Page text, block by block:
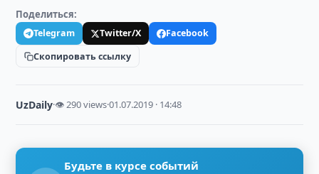
Поделиться:
Telegram Twitter/X
Facebook
Скопировать ссылку
UzDaily·👁 290 views·01.07.2019 · 14:48
Будьте в курсе событий